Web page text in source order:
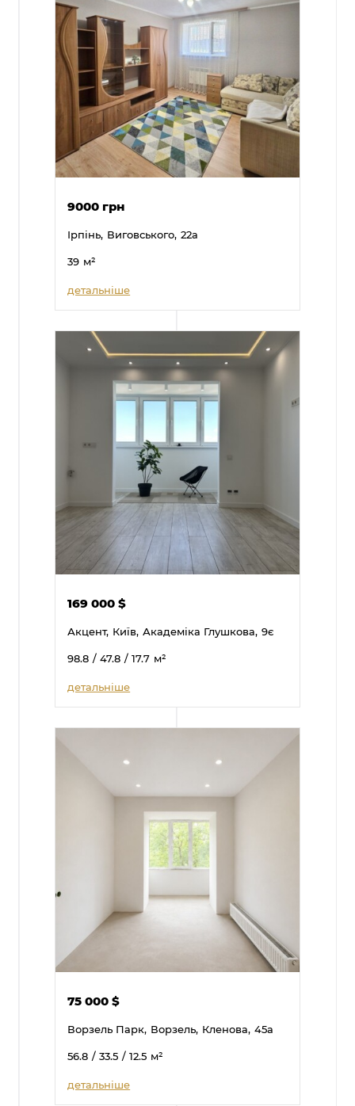
9000 грн
Ірпінь, Виговського, 22а
39 м²
детальніше
169 000$
Акцент, Київ, Академіка Глушкова, 9є
98.8 / 47.8 / 17.7 м²
детальніше
75 000$
Ворзель Парк, Ворзель, Кленова, 45а
56.8 / 33.5 / 12.5 м²
детальніше